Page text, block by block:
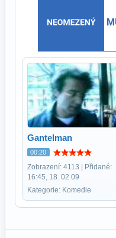
Gantelman
00:20
Zobrazení: 4113 | Přidané:
16:45, 18. 02 09
Kategorie: Komedie